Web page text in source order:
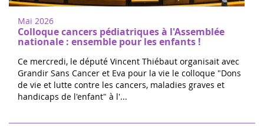
Mai 2026
Colloque cancers pédiatriques à l'Assemblée
nationale : ensemble pour les enfants !
Ce mercredi, le député Vincent Thiébaut organisait avec
Grandir Sans Cancer et Eva pour la vie le colloque "Dons
de vie et lutte contre les cancers, maladies graves et